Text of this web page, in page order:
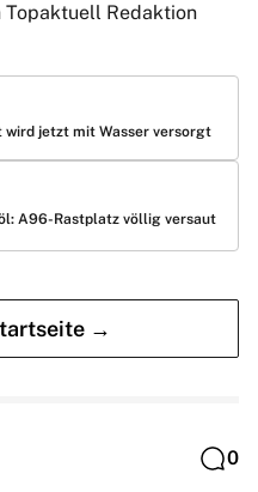
Redaktion
wird jetzt mit Wasser versorgt
A96-Rastplatz völlig versaut
→
0